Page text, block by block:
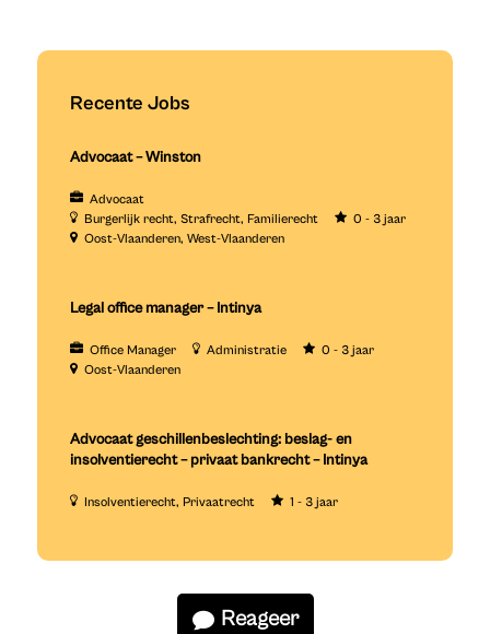
Recente Jobs
Advocaat – Winston
Advocaat
Burgerlijk recht Strafrecht Familierecht
0 - 3 jaar
Oost-Vlaanderen West-Vlaanderen
Legal office manager – Intinya
Office Manager Administratie
0 - 3 jaar
Oost-Vlaanderen
Advocaat geschillenbeslechting: beslag- en
insolventierecht – privaat bankrecht – Intinya
Insolventierecht Privaatrecht 1 - 3 jaar
Reageer